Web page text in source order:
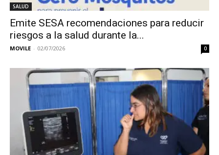
SALUD
Emite SESA recomendaciones para reducir
riesgos a la salud durante la...
MOVILE - 02/07/2026 0